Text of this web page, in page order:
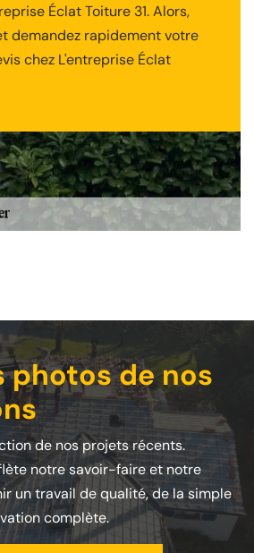
Éclat Toiture 31. Alors,
demandez rapidement votre
chez L'entreprise Éclat
photos de nos
de nos projets récents.
notre savoir-faire et notre
un travail de qualité, de la simple
complète.